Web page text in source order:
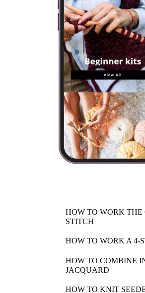
HOW TO WORK THE
STITCH
HOW TO WORK A 4-
HOW TO COMBINE
JACQUARD
HOW TO KNIT